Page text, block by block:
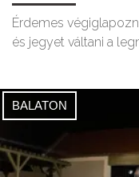
Érdemes
és jegyet váltani a
BALATON